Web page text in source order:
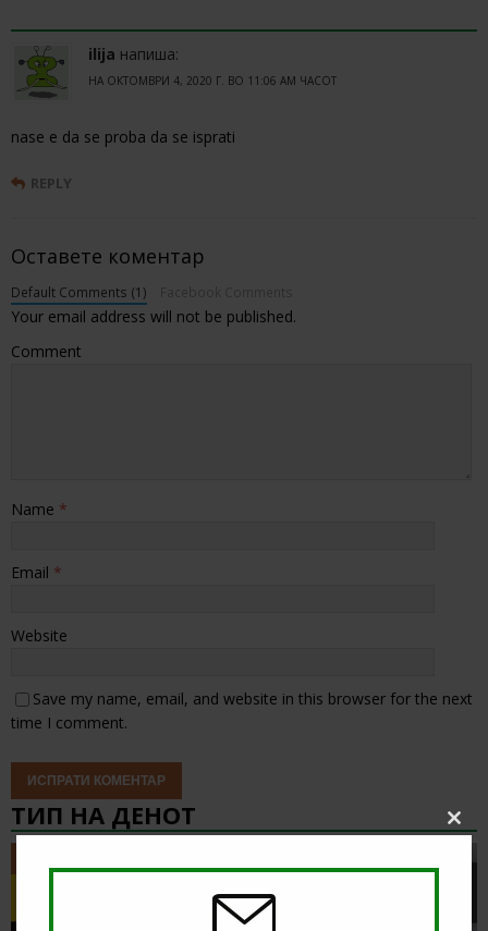
ilija напиша:
НА ОКТОМВРИ 4, 2020 Г. ВО 11:06 AM ЧАСОТ
nase e da se proba da se isprati
REPLY
Оставете коментар
Default Comments (1)
Your email address will not be published.
Comment
Name *
Email *
Website
Save my name, email, and website in this browser for the next
time I comment.
ТИП НА ДЕНОТ
Close